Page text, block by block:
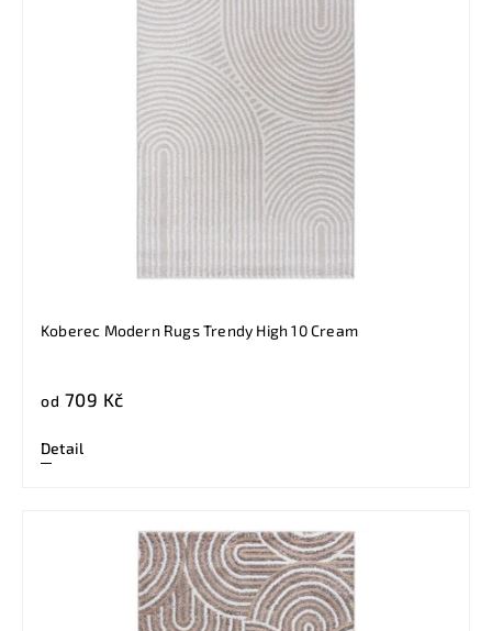
Koberec Modern Rugs Trendy High 10 Cream
od 709 Kč
Detail